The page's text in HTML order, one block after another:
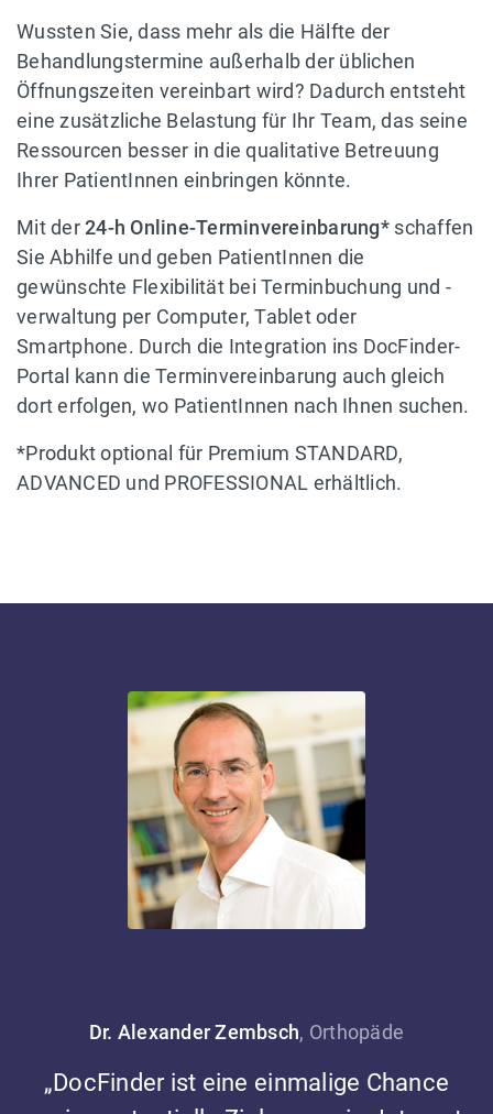
Wussten Sie, dass mehr als die Hälfte der
Behandlungstermine außerhalb der üblichen
Öffnungszeiten vereinbart wird? Dadurch entsteht
eine zusätzliche Belastung für Ihr Team, das seine
Ressourcen besser in die qualitative Betreuung
Ihrer PatientInnen einbringen könnte.
Mit der24-h Online-Terminvereinbarung* schaffen
Sie Abhilfe und geben PatientInnen die
gewünschte Flexibilität bei Terminbuchung und -
verwaltung per Computer, Tablet oder
Smartphone. Durch die Integration ins DocFinder-
Portal kann die Terminvereinbarung auch gleich
dort erfolgen, wo PatientInnen nach Ihnen suchen.
*Produkt optional für Premium STANDARD,
ADVANCED und PROFESSIONAL erhältlich.
Dr. Alexander Zembsch, Orthopäde
„DocFinder ist eine einmalige Chance